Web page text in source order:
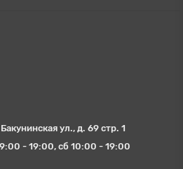
ул., д. 69 стр. 1
- 19:00, сб 10:00 - 19:00